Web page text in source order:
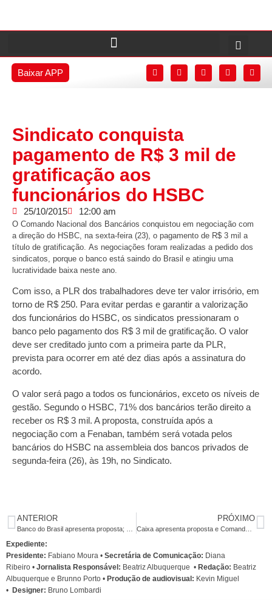
Baixar APP
Sindicato conquista
pagamento de R$ 3 mil de
gratificação aos
funcionários do HSBC
25/10/2015 12:00 am
O Comando Nacional dos Bancários conquistou em negociação com
a direção do HSBC, na sexta-feira (23), o pagamento de R$ 3 mil a
título de gratificação. As negociações foram realizadas a pedido dos
sindicatos, porque o banco está saindo do Brasil e atingiu uma
lucratividade baixa neste ano.
Com isso, a PLR dos trabalhadores deve ter valor irrisório, em
torno de R$ 250. Para evitar perdas e garantir a valorização
dos funcionários do HSBC, os sindicatos pressionaram o
banco pelo pagamento dos R$ 3 mil de gratificação. O valor
deve ser creditado junto com a primeira parte da PLR,
prevista para ocorrer em até dez dias após a assinatura do
acordo.
O valor será pago a todos os funcionários, exceto os níveis de
gestão. Segundo o HSBC, 71% dos bancários terão direito a
receber os R$ 3 mil. A proposta, construída após a
negociação com a Fenaban, também será votada pelos
bancários do HSBC na assembleia dos bancos privados de
segunda-feira (26), às 19h, no Sindicato.
ANTERIOR PRÓXIMO
Caixa apresenta proposta e Comando orienta aprovação
Expediente:
Presidente: Fabiano Moura • Secretária de Comunicação: Diana
Ribeiro • Jornalista Responsável: Beatriz Albuquerque • Redação: Beatriz
Albuquerque e Brunno Porto • Produção de audiovisual: Kevin Miguel
• Designer: Bruno Lombardi